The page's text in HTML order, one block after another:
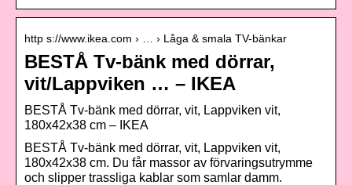
http s://www.ikea.com › … › Låga & smala TV-bänkar
BESTÅ Tv-bänk med dörrar,
vit/Lappviken … – IKEA
BESTÅ Tv-bänk med dörrar, vit, Lappviken vit,
180x42x38 cm – IKEA
BESTÅ Tv-bänk med dörrar, vit, Lappviken vit,
180x42x38 cm. Du får massor av förvaringsutrymme
och slipper trassliga kablar som samlar damm.